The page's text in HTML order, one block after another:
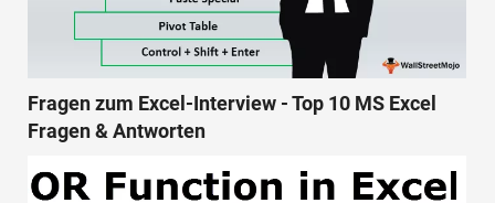
Fragen zum Excel-Interview - Top 10 MS Excel
Fragen & Antworten